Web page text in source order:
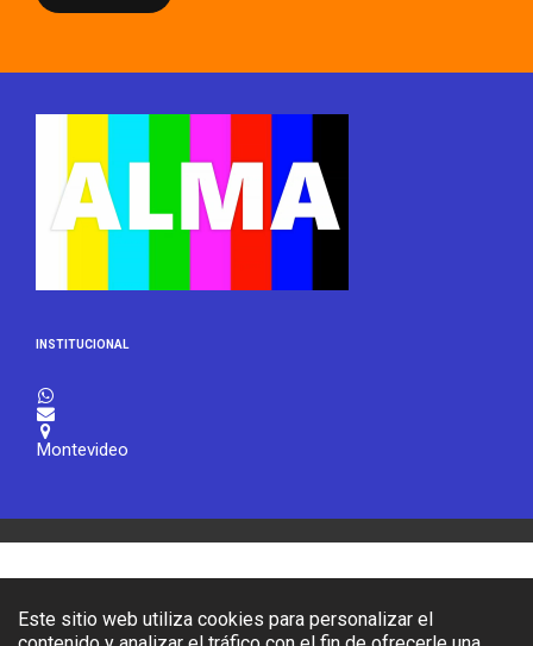
INSTITUCIONAL



Montevideo
Este sitio web utiliza cookies para personalizar el